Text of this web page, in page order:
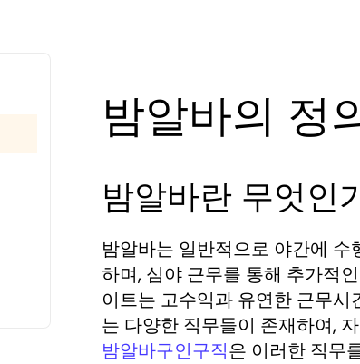
밤알바의 정
밤알바란 무엇인
밤알바는 일반적으로 야간에
하며, 심야 근무를 통해 추가적
이트는 고수익과 유연한 근무
는 다양한 직무들이 존재하여,
밤알바구인구직은 이러한 직무